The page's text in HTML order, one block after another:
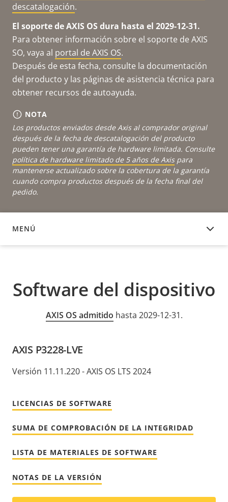
descatalogación.
El soporte de AXIS OS dura hasta el 2029-12-31.
Para obtener información sobre el soporte de AXIS
SO, vaya al portal de AXIS OS.
Después de esta fecha, consulte la documentación
del producto y las páginas de asistencia técnica para
obtener recursos de autoayuda.
NOTA
Los productos enviados desde Axis al comprador original
después de la fecha de descatalogación del producto
pueden tener una garantía de hardware limitada. Consulte
política de hardware limitado de 5 años de Axispara
mantenerse actualizado sobre la cobertura de la garantía
cuando compra productos después de la fecha final del
pedido.
MENÚ
SOFTWARE DEL DISPOSITIVO
Software del dispositivo
AXIS OS admitido hasta 2029-12-31.
AXIS P3228-LVE
Versión 11.11.220 - AXIS OS LTS 2024
LICENCIAS DE SOFTWARE
SUMA DE COMPROBACIÓN DE LA INTEGRIDAD
LISTA DE MATERIALES DE SOFTWARE
NOTAS DE LA VERSIÓN